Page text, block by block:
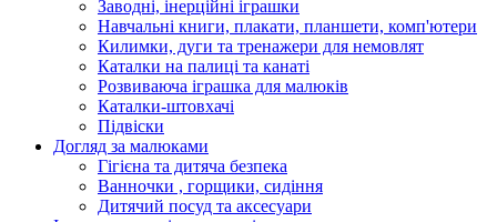
Заводні, інерційні іграшки
Навчальні книги, плакати, планшети, комп'ютери
Килимки, дуги та тренажери для немовлят
Каталки на палиці та канаті
Розвиваюча іграшка для малюків
Каталки-штовхачі
Підвіски
Догляд за малюками
Гігієна та дитяча безпека
Ванночки , горщики, сидіння
Дитячий посуд та аксесуари